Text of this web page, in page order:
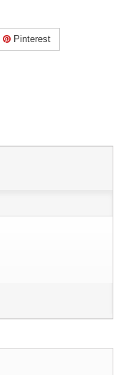
Pinterest